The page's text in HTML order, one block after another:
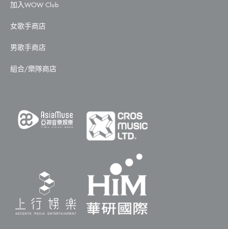
加入WOW Club
女歌手商店
男歌手商店
組合/樂隊商店